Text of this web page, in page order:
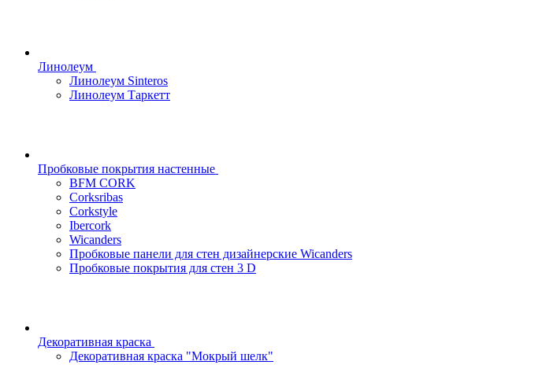
Линолеум
Линолеум Sinteros
Линолеум Таркетт
Пробковые покрытия настенные
BFM CORK
Corksribas
Corkstyle
Ibercork
Wicanders
Пробковые панели для стен дизайнерские Wicanders
Пробковые покрытия для стен 3 D
Декоративная краска
Декоративная краска "Мокрый шелк"